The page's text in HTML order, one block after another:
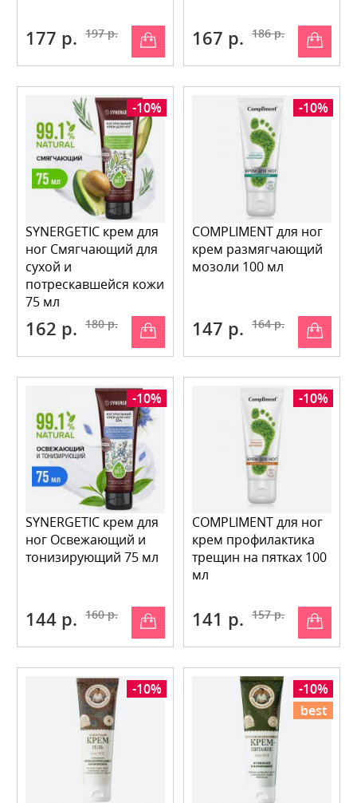
177 р. 197 р. 167 р. 186 р.
-10%
SYNERGETIC крем для
ног Смягчающий для
сухой и
потрескавшейся кожи
75 мл
162 р. 180 р.
-10%
COMPLIMENT для ног
крем размягчающий
мозоли 100 мл
147 р. 164 р.
-10%
SYNERGETIC крем для
ног Освежающий и
тонизирующий 75 мл
144 р. 160 р.
-10%
COMPLIMENT для ног
крем профилактика
трещин на пятках 100
мл
141 р. 157 р.
-10%
-10%
best